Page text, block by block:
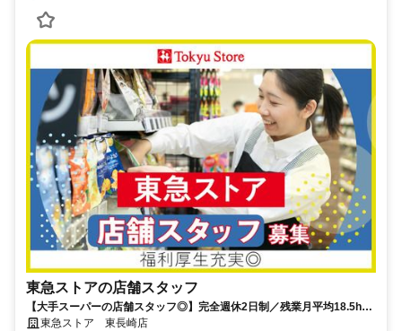
東急ストアの店舗スタッフ
【大手スーパーの店舗スタッフ◎】完全週休2日制／残業月平均18.5h／
家族も利用できる20％offの買い物割引券毎月配布中★
東急ストア 東長崎店